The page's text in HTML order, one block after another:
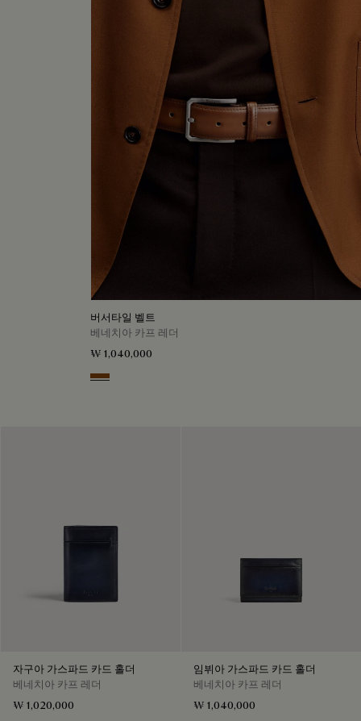
버서타일 벨트
베네치아 카프 레더
₩ 1,040,000
Dark Honey
자구아 가스파드 카드 홀더
베네치아 카프 레더
₩ 1,020,000
임뷔아 가스파드 카드 홀더
베네치아 카프 레더
₩ 1,040,000